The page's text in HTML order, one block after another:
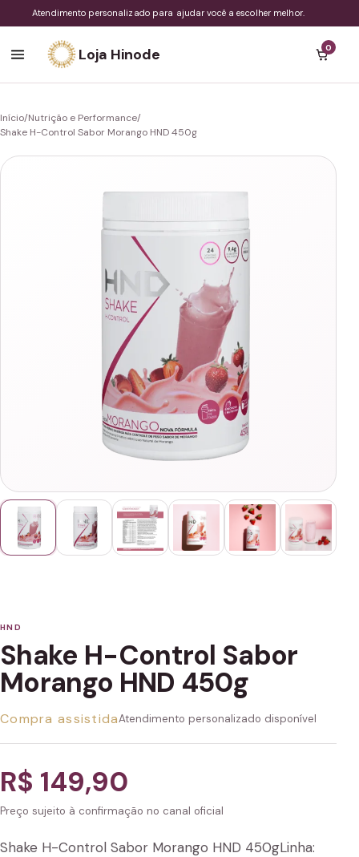
Atendimento personalizado para ajudar você a escolher melhor.
Loja Hinode 0
Início/Nutrição e Performance/
Shake H-Control Sabor Morango HND 450g
HND
Shake H-Control Sabor
Morango HND 450g
Compra assistidaAtendimento personalizado disponível
R$ 149,90
Preço sujeito à confirmação no canal oficial
Shake H-Control Sabor Morango HND 450gLinha: